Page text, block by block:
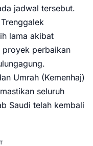
jadwal tersebut.
lama akibat
proyek perbaikan
Umrah (Kemenhaj)
seluruh
Saudi telah kembali